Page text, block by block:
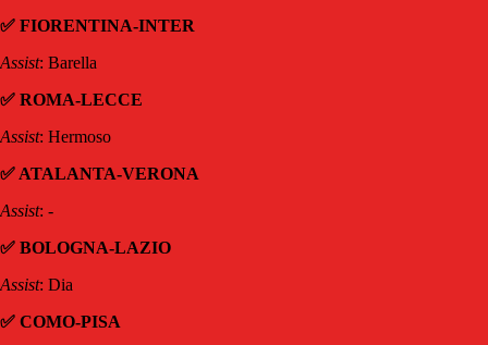
✅ FIORENTINA-INTER
Assist: Barella
✅ ROMA-LECCE
Assist: Hermoso
✅ ATALANTA-VERONA
Assist: -
✅ BOLOGNA-LAZIO
Assist: Dia
✅ COMO-PISA